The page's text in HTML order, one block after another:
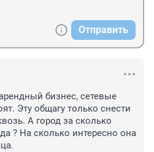
Отправить
бизнес, сетевые
Эту общагу только снести
А город за сколько
? На сколько интересно она